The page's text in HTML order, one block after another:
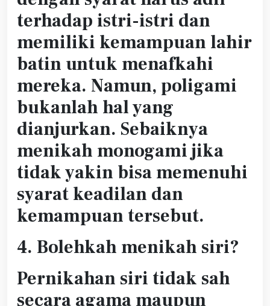
terhadap istri-istri dan
memiliki kemampuan lahir
batin untuk menafkahi
mereka. Namun, poligami
bukanlah hal yang
dianjurkan. Sebaiknya
menikah monogami jika
tidak yakin bisa memenuhi
syarat keadilan dan
kemampuan tersebut.
4. Bolehkah menikah siri?
Pernikahan siri tidak sah
secara agama maupun